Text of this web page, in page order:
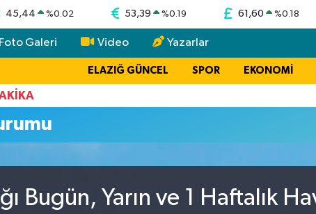
45,44 %0.02 53,39 %0.19 61,60 %0.18
Foto Galeri Video Yazarlar
ELAZIĞ GÜNCEL SPOR EKONOMİ
Bugün, Yarın ve 1 Haftalık